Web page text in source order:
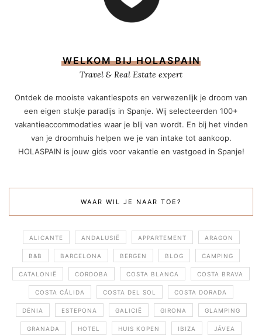
WELKOM BIJ HOLASPAIN
Travel & Real Estate expert
Ontdek de mooiste vakantiespots en verwezenlijk je droom van
een eigen stukje paradijs in Spanje. Wij selecteerden 100+
vakantieaccommodaties waar je blij van wordt. En bij het vinden
van je droomhuis helpen we je van intake tot aankoop.
HOLASPAIN is jouw gids voor vakantie en vastgoed in Spanje!
WAAR WIL JE NAAR TOE?
ALICANTE ANDALUSIË APPARTEMENT ARAGON
B&B BARCELONA BERGEN BLOG CAMPING
CATALONIË CORDOBA COSTA BLANCA COSTA BRAVA
COSTA CÁLIDA COSTA DEL SOL COSTA DORADA
DÉNIA ESTEPONA GALICIË GIRONA GLAMPING
GRANADA HOTEL HUIS KOPEN IBIZA JÁVEA